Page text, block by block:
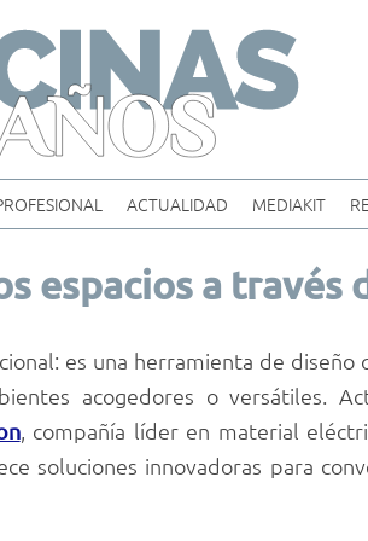
content
ACTUALIDAD MEDIAKIT
espacios a través
es una herramienta de
acogedores o versátiles.
, compañía líder en material
soluciones innovadoras para